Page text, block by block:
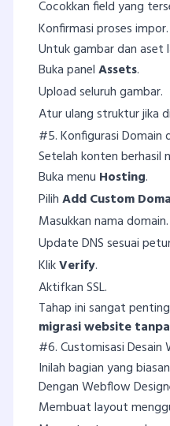
Cocokkan field yang
Konfirmasi proses impor.
Untuk gambar dan aset
Buka panelAssets.
Upload seluruh gambar.
Atur ulang struktur jika
#5. Konfigurasi Domain
Setelah konten berhasil
Buka menu Hosting.
PilihAdd Custom
Masukkan nama domain.
Update DNS sesuai
KlikVerify.
Aktifkan SSL.
Tahap ini sangat
migrasi website tanpa
#6. Customisasi Desain
Inilah bagian yang
Dengan Webflow
Membuat layout